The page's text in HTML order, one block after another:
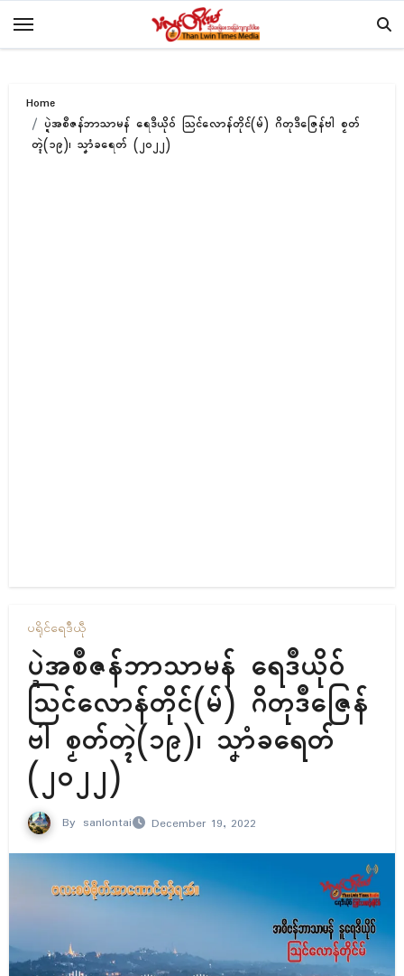
Home
ပ္ဍဲအစဳဇန်ဘာသာမန် ရေဒဳယိုဝ် ဩၚ်လောန်တိုၚ်(မ်) ဂိတုဒဳဇြေန်ဗါ စၟတ်
တ္ၚဲ(၁၉)၊ သၞာံခရေတ် (၂၀၂၂)
ပရိုၚ်ရေဒဳယဵု
ပ္ဍဲအစဳဇန်ဘာသာမန် ရေဒဳယိုဝ်
ဩၚ်လောန်တိုၚ်(မ်) ဂိတုဒဳဇြေန်
ဗါ စၟတ်တ္ၚဲ(၁၉)၊ သၞာံခရေတ်
(၂၀၂၂)
By sanlontai December 19, 2022